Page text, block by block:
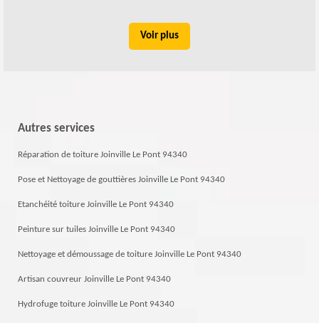
Voir plus
Autres services
Réparation de toiture Joinville Le Pont 94340
Pose et Nettoyage de gouttières Joinville Le Pont 94340
Etanchéité toiture Joinville Le Pont 94340
Peinture sur tuiles Joinville Le Pont 94340
Nettoyage et démoussage de toiture Joinville Le Pont 94340
Artisan couvreur Joinville Le Pont 94340
Hydrofuge toiture Joinville Le Pont 94340